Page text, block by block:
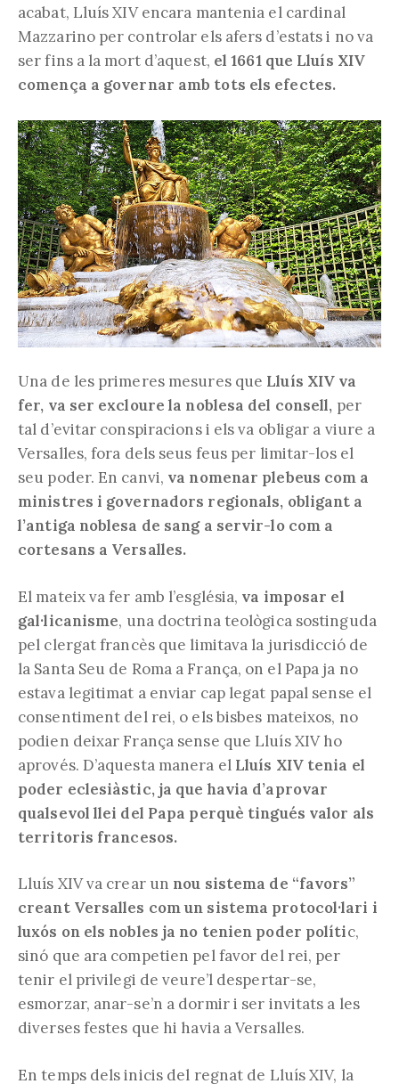
acabat, Lluís XIV encara mantenia el cardinal
Mazzarino per controlar els afers d’estats i no va
ser fins a la mort d’aquest, el 1661 que Lluís XIV
comença a governar amb tots els efectes.
Una de les primeres mesures que Lluís XIV va
fer, va ser excloure la noblesa del consell, per
tal d’evitar conspiracions i els va obligar a viure a
Versalles, fora dels seus feus per limitar-los el
seu poder. En canvi, va nomenar plebeus com a
ministres i governadors regionals, obligant a
l’antiga noblesa de sang a servir-lo com a
cortesans a Versalles.
El mateix va fer amb l’església, va imposar el
gal·licanisme, una doctrina teològica sostinguda
pel clergat francès que limitava la jurisdicció de
la Santa Seu de Roma a França, on el Papa ja no
estava legitimat a enviar cap legat papal sense el
consentiment del rei, o els bisbes mateixos, no
podien deixar França sense que Lluís XIV ho
aprovés. D’aquesta manera el Lluís XIV tenia el
poder eclesiàstic, ja que havia d’aprovar
qualsevol llei del Papa perquè tingués valor als
territoris francesos.
Lluís XIV va crear un nou sistema de “favors”
creant Versalles com un sistema protocol·lari i
luxós on els nobles ja no tenien poder polític,
sinó que ara competien pel favor del rei, per
tenir el privilegi de veure’l despertar-se,
esmorzar, anar-se’n a dormir i ser invitats a les
diverses festes que hi havia a Versalles.
En temps dels inicis del regnat de Lluís XIV, la